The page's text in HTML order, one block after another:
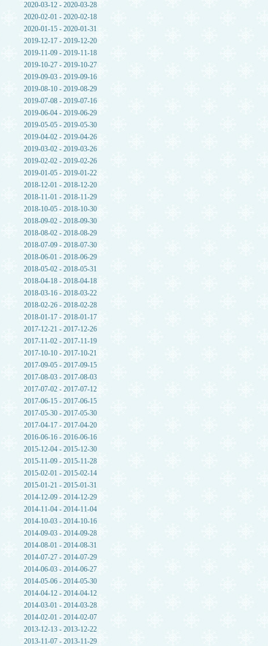
2020-03-12 - 2020-03-28
2020-02-01 - 2020-02-18
2020-01-15 - 2020-01-31
2019-12-17 - 2019-12-20
2019-11-09 - 2019-11-18
2019-10-27 - 2019-10-27
2019-09-03 - 2019-09-16
2019-08-10 - 2019-08-29
2019-07-08 - 2019-07-16
2019-06-04 - 2019-06-29
2019-05-05 - 2019-05-30
2019-04-02 - 2019-04-26
2019-03-02 - 2019-03-26
2019-02-02 - 2019-02-26
2019-01-05 - 2019-01-22
2018-12-01 - 2018-12-20
2018-11-01 - 2018-11-29
2018-10-05 - 2018-10-30
2018-09-02 - 2018-09-30
2018-08-02 - 2018-08-29
2018-07-09 - 2018-07-30
2018-06-01 - 2018-06-29
2018-05-02 - 2018-05-31
2018-04-18 - 2018-04-18
2018-03-16 - 2018-03-22
2018-02-26 - 2018-02-28
2018-01-17 - 2018-01-17
2017-12-21 - 2017-12-26
2017-11-02 - 2017-11-19
2017-10-10 - 2017-10-21
2017-09-05 - 2017-09-15
2017-08-03 - 2017-08-03
2017-07-02 - 2017-07-12
2017-06-15 - 2017-06-15
2017-05-30 - 2017-05-30
2017-04-17 - 2017-04-20
2016-06-16 - 2016-06-16
2015-12-04 - 2015-12-30
2015-11-09 - 2015-11-28
2015-02-01 - 2015-02-14
2015-01-21 - 2015-01-31
2014-12-09 - 2014-12-29
2014-11-04 - 2014-11-04
2014-10-03 - 2014-10-16
2014-09-03 - 2014-09-28
2014-08-01 - 2014-08-31
2014-07-27 - 2014-07-29
2014-06-03 - 2014-06-27
2014-05-06 - 2014-05-30
2014-04-12 - 2014-04-12
2014-03-01 - 2014-03-28
2014-02-01 - 2014-02-07
2013-12-13 - 2013-12-22
2013-11-07 - 2013-11-29